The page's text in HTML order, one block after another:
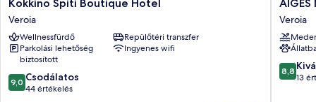
Spiti
Boutique
Hotel
Veroia
Kokkino Spiti Boutique Hotel
Veroia
Wellnessfürdő
Repülőtéri transzfer
Parkolási lehetőség
biztosított
Ingyenes wifi
9.0
ennyiből:
9,0 Csodálatos
44 értékelés
Veroia
AIGES
Veroia
8.8
8,8
13